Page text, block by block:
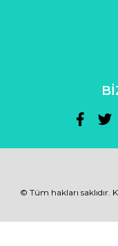
© Tüm hakları saklıdır.